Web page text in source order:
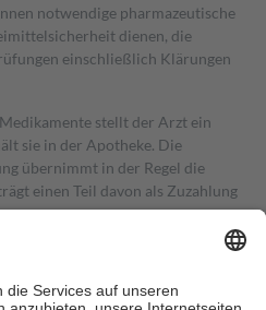
notwendige pharmazeutische
dienen, die
einschließlich Klärungen
stellt der Arzt ein
sie in der Apotheke. Die
übernimmt in der Regel die
einen Teil davon als Zuzahlung
in Höhe von zehn
nie mehr als die tatsächlichen